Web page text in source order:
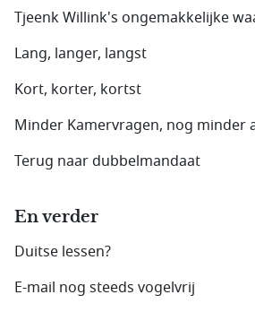
Tjeenk Willink's ongemakkelijke
Lang, langer, langst
Kort, korter, kortst
Minder Kamervragen, nog minder
Terug naar dubbelmandaat
En verder
Duitse lessen?
E-mail nog steeds vogelvrij